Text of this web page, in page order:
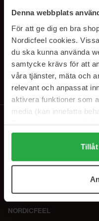
Denna webbplats
För att ge dig en bra
Nordicfeel cookies.
du ska kunna använda
samtycke krävs för att
våra tjänster, mäta och
relevant och anpassat
aktivera funktioner som
media (kan innefatta
Genom att trycka på
alla cookies, medan du
användningen av
samt vår
NYHETSBREV
E-postadress
Genom att prenumerera
NORDICFEEL